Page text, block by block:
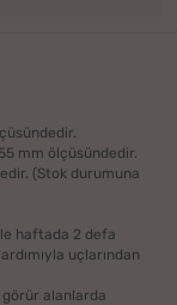
mm ölçüsündedir.
(Stok durumuna
haftada 2 defa
uçlarından
görür alanlarda